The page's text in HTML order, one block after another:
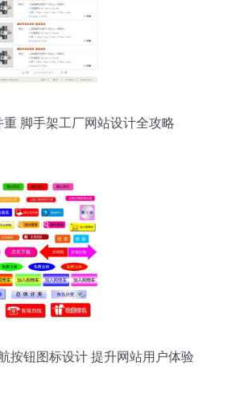
脚手架工厂网站设计全攻略
按钮图标设计 提升网站用户体验